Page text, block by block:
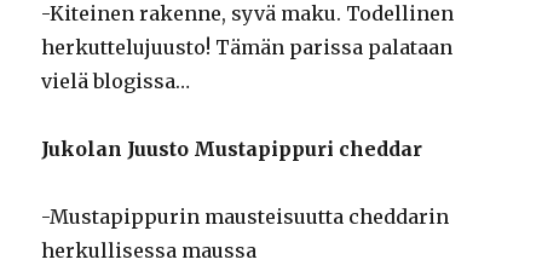
-Kiteinen rakenne, syvä maku. Todellinen
herkuttelujuusto! Tämän parissa palataan
vielä blogissa…
Jukolan Juusto Mustapippuri cheddar
-Mustapippurin mausteisuutta cheddarin
herkullisessa maussa